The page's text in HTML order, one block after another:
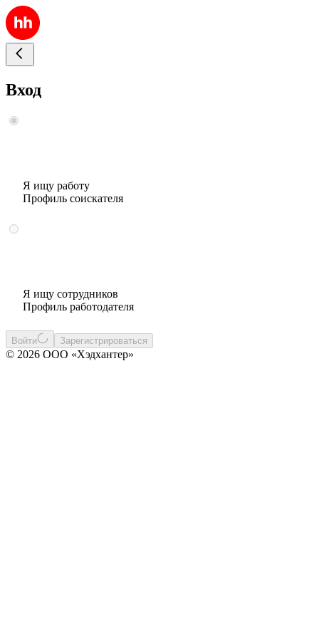
Вход
Я ищу работу
Профиль соискателя
Я ищу сотрудников
Профиль работодателя
Войти Зарегистрироваться
© 2026 ООО «Хэдхантер»